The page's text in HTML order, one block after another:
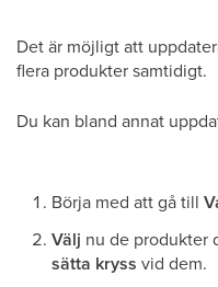
Det är möjligt att
flera produkter samtidigt.
Du kan bland annat
Börja med att gå till
Välj nu de produkter
sätta kryss vid dem.